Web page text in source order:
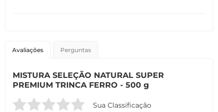
Avaliações Perguntas
MISTURA SELEÇÃO NATURAL SUPER
PREMIUM TRINCA FERRO - 500 g
Sua Classificação